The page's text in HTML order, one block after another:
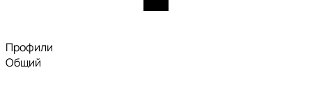
Профили
Общий